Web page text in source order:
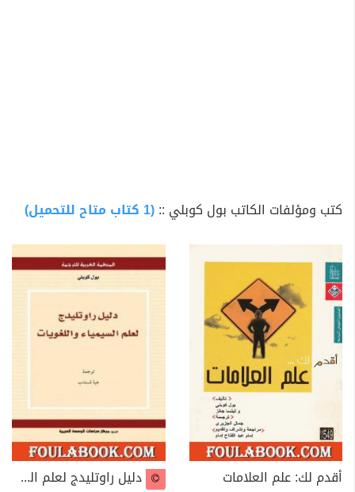
كتب ومؤلفات الكاتب بول كوبلي ::(1 كتاب متاح للتحميل)
أقدم لك: علم العلامات
دليل راوتليدج لعلم السيمياء واللغويات